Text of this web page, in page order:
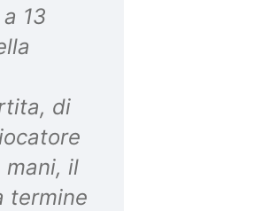
13
di
mani, il
termine